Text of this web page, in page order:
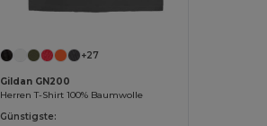
Jetzt konfigurieren!
+27
Gildan GN200
Herren T-Shirt 100% Baumwolle
Günstigste: